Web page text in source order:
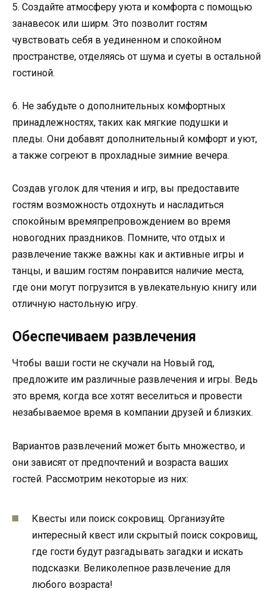
5. Создайте атмосферу уюта и комфорта с помощью
занавесок или ширм. Это позволит гостям
чувствовать себя в уединенном и спокойном
пространстве, отделяясь от шума и суеты в остальной
гостиной.
6. Не забудьте о дополнительных комфортных
принадлежностях, таких как мягкие подушки и
пледы. Они добавят дополнительный комфорт и уют,
а также согреют в прохладные зимние вечера.
Создав уголок для чтения и игр, вы предоставите
гостям возможность отдохнуть и насладиться
спокойным времяпрепровождением во время
новогодних праздников. Помните, что отдых и
развлечение также важны как и активные игры и
танцы, и вашим гостям понравится наличие места,
где они могут погрузится в увлекательную книгу или
отличную настольную игру.
Обеспечиваем развлечения
Чтобы ваши гости не скучали на Новый год,
предложите им различные развлечения и игры. Ведь
это время, когда все хотят веселиться и провести
незабываемое время в компании друзей и близких.
Вариантов развлечений может быть множество, и
они зависят от предпочтений и возраста ваших
гостей. Рассмотрим некоторые из них:
Квесты или поиск сокровищ. Организуйте
интересный квест или скрытый поиск сокровищ,
где гости будут разгадывать загадки и искать
подсказки. Великолепное развлечение для
любого возраста!